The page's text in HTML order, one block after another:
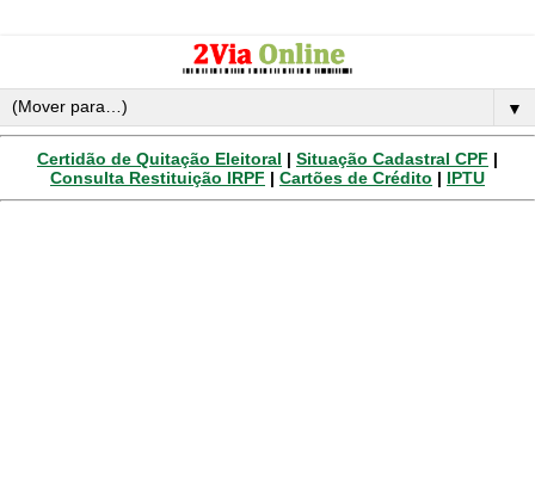
▼
Certidão de Quitação Eleitoral | Situação Cadastral CPF |
Consulta Restituição IRPF | Cartões de Crédito | IPTU